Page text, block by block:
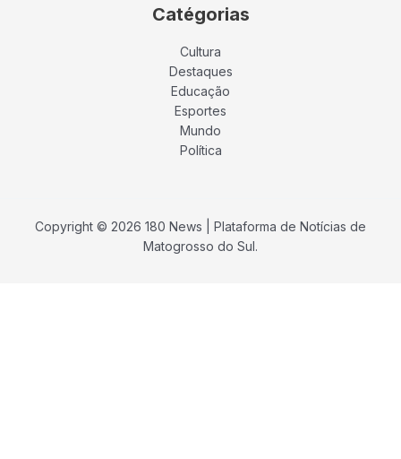
Catégorias
Cultura
Destaques
Educação
Esportes
Mundo
Política
Copyright © 2026 180 News | Plataforma de Notícias de
Matogrosso do Sul.